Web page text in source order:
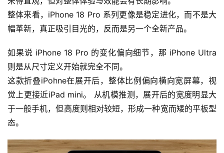
整体来看，iPhone 18 Pro 系列更像是稳定进化，而不是大
幅革新，真正吸引目光的，反而是另一个全新产品。
如果说 iPhone 18 Pro 的变化偏向细节，那 iPhone Ultra
则是从尺寸定义开始就完全不同。
这款折叠iPohne在展开后，整体比例偏向横向宽屏幕，视
觉上更接近iPad mini。 从机模推测，展开后的宽度明显大
于一般手机，但高度则相对较短，形成一种宽而矮的平板型
态。